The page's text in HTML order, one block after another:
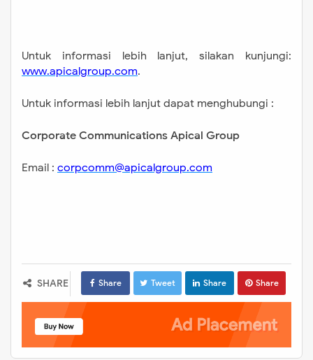
Untuk informasi lebih lanjut, silakan kunjungi:
www.apicalgroup.com.
Untuk informasi lebih lanjut dapat menghubungi :
Corporate Communications Apical Group
Email : corpcomm@apicalgroup.com
SHARE Share Tweet Share Share